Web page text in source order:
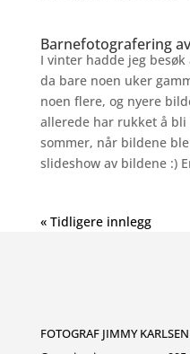
Barnefotografering
I vinter hadde jeg
da bare noen uker
noen flere, og nyere
allerede har rukket å bli
sommer, når bildene
slideshow av bildene :)
« Tidligere innlegg
FOTOGRAF JIMMY KARLSEN